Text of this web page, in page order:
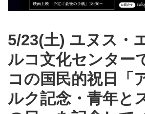
5/23(土) ユヌス・
ルコ文化センター
コの国民的祝日「
ルク記念・青年と